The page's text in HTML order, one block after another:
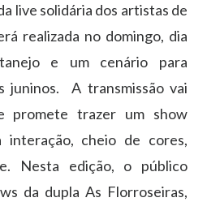
live solidária dos artistas de
realizada no domingo, dia
e um cenário para
juninos. A transmissão vai
promete trazer um show
interação, cheio de cores,
Nesta edição, o público
da dupla As Florroseiras,